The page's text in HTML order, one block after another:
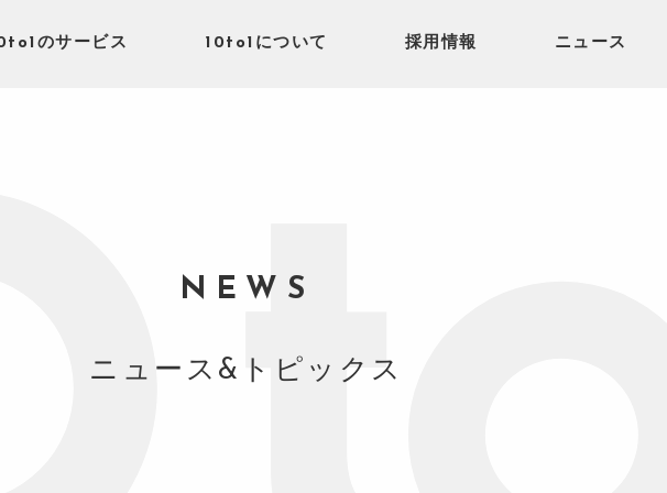
のサービス 10to1について 採用情報 ニュース
NEWS
ニュース&トピックス